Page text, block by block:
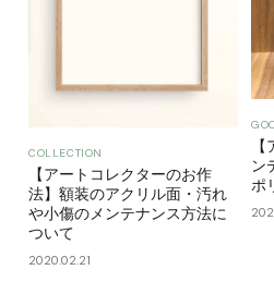
COLLECTION
【アートコレクターのお作
法】額装のアクリル面・汚れ
や小傷のメンテナンス方法に
ついて
2020.02.21
ン
ポ